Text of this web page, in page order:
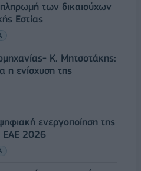
των δικαιούχων
Εστίας
Κ. Μητσοτάκης:
η ενίσχυση της
ενεργοποίηση της
ΕΑΕ 2026